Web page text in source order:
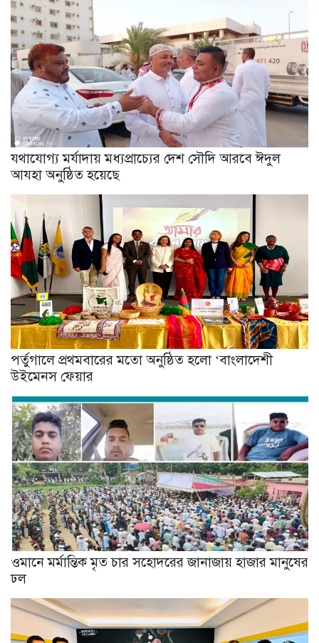
যথাযোগ্য মর্যাদায় মধ্যপ্রাচ্যের দেশ সৌদি আরবে ঈদুল
আযহা অনুষ্ঠিত হয়েছে
পর্তুগালে প্রথমবারের মতো অনুষ্ঠিত হলো ‘বাংলাদেশী
উইমেনস ফেয়ার
ওমানে মর্মান্তিক মৃত চার সহোদরের জানাজায় হাজার মানুষের
ঢল